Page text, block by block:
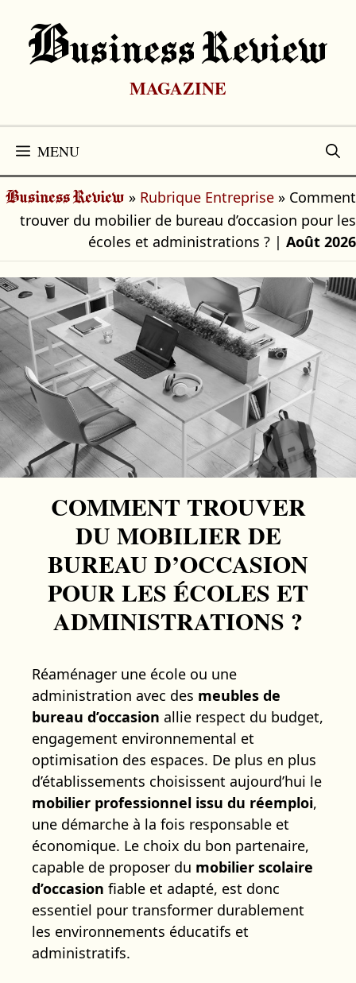
contenu
BUsiness Review
MAGAZINE
MENU
Business Review » Rubrique Entreprise » Comment
trouver du mobilier de bureau d’occasion pour les
écoles et administrations ? | Août 2026
COMMENT TROUVER
DU MOBILIER DE
BUREAU D’OCCASION
POUR LES ÉCOLES ET
ADMINISTRATIONS ?
Réaménager une école ou une
administration avec des meubles de
bureau d’occasion allie respect du budget,
engagement environnemental et
optimisation des espaces. De plus en plus
d’établissements choisissent aujourd’hui le
mobilier professionnel issu du réemploi,
une démarche à la fois responsable et
économique. Le choix du bon partenaire,
capable de proposer du mobilier scolaire
d’occasion fiable et adapté, est donc
essentiel pour transformer durablement
les environnements éducatifs et
administratifs.